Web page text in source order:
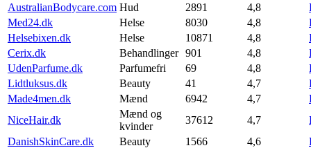
AustralianBodycare.com Hud 2891 4,8
Med24.dk
Helse 8030 4,8
Helsebixen.dk
Helse 10871 4,8
Cerix.dk
Behandlinger 901 4,8
UdenParfume.dk
Parfumefri 69 4,8
Lidtluksus.dk
Beauty 41 4,7
Made4men.dk
Mænd 6942 4,7
NiceHair.dk
Mænd og
kvinder
37612 4,7
DanishSkinCare.dk
Beauty 1566 4,6